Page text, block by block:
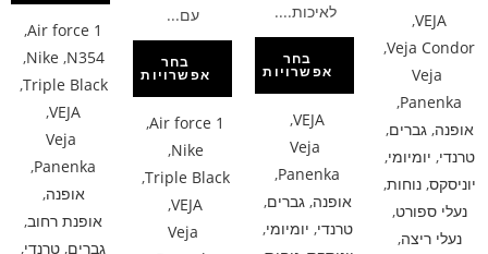
VEJA
,
Veja Condor
,
Veja
Panenka
,
אופנה,גברים,
טרנדי, יומיומי,
יוניסקס,נוחות,
נעלי ספורט,
נעלי ריצה,
לאיכות....
בחר
אפשרויות
VEJA
,
Veja
Panenka
,
אופנה,גברים,
טרנדי, יומיומי,
עם...
בחר
אפשרויות
Air force 1
,
Nike
,
Triple Black
,
VEJA
,
Veja
Air force 1
,
N354
,
Nike
,
Triple Black
,
VEJA
,
Veja
Panenka
,
אופנה,
אופנת רחוב,
גברים, טרנדי,